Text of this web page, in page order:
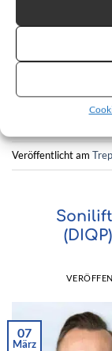
Veröffentlicht am
07
März